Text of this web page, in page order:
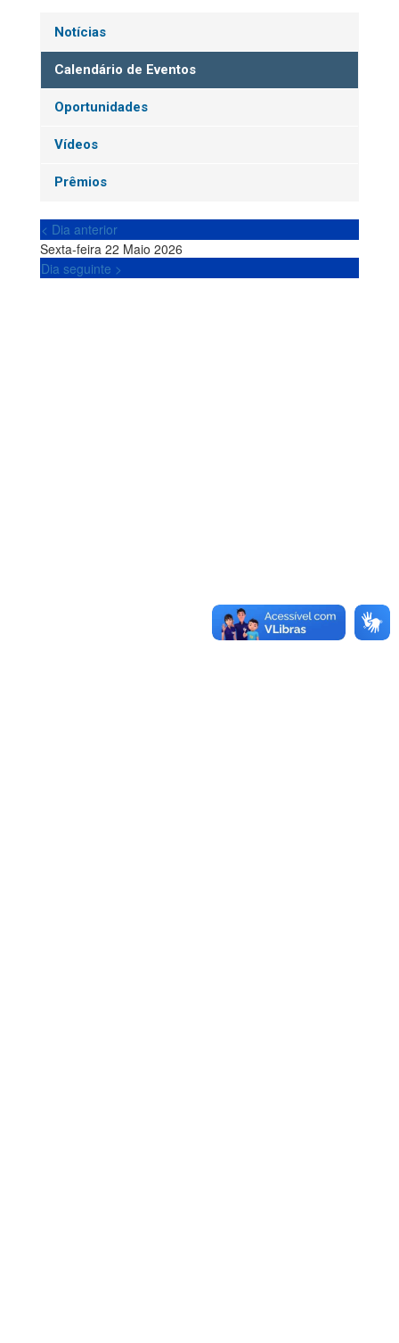
Notícias
Calendário de Eventos
Oportunidades
Vídeos
Prêmios
< Dia anterior
Sexta-feira 22 Maio 2026
Dia seguinte >